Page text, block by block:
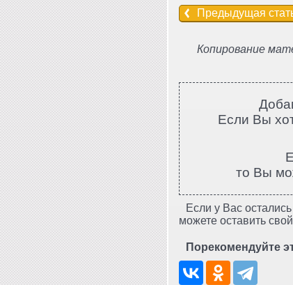
Предыдущая
Копирование
Если Вы
то Вы
Если у Вас
можете оставить
Порекомендуйте